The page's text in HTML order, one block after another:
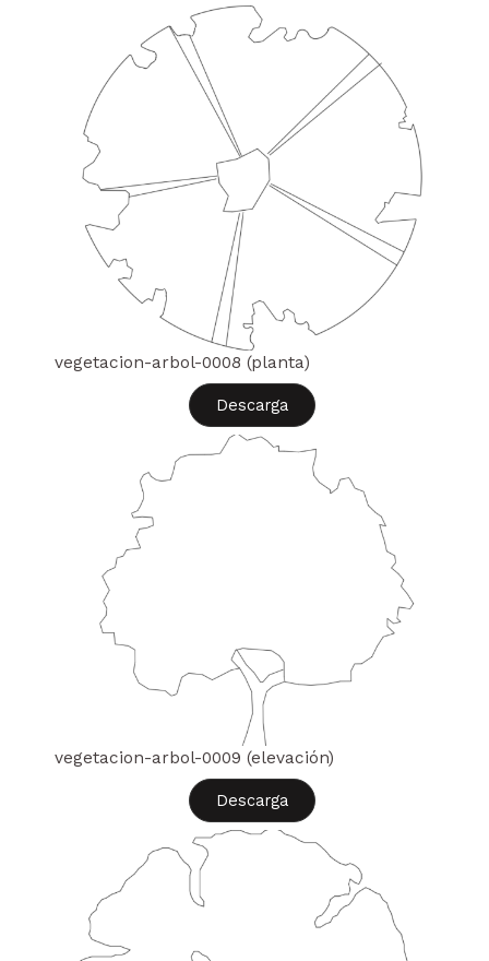
vegetacion-arbol-0008 (planta)
Descarga
vegetacion-arbol-0009 (elevación)
Descarga